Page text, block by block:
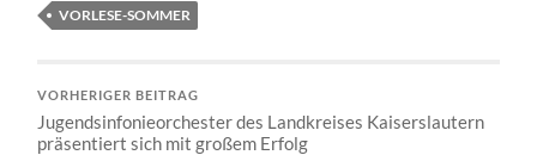
VORLESE-SOMMER
VORHERIGER BEITRAG
Jugendsinfonieorchester des Landkreises Kaiserslautern
präsentiert sich mit großem Erfolg